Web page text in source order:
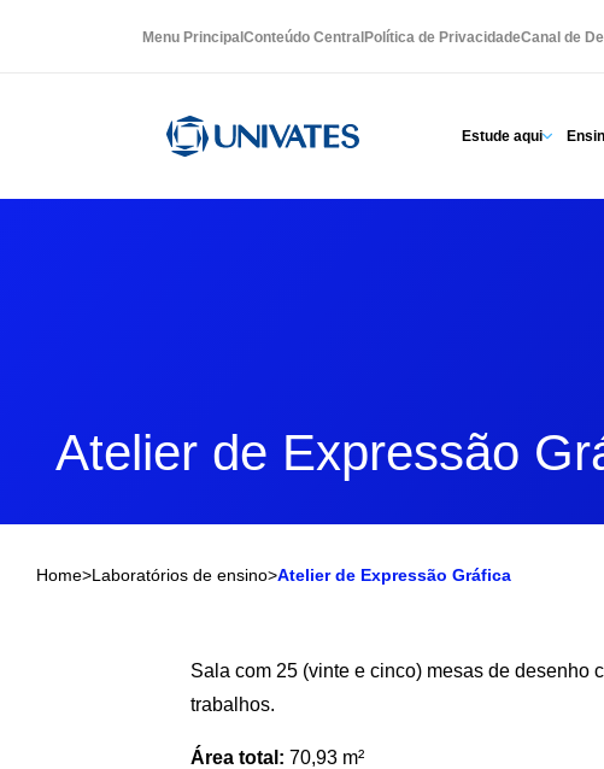
Menu Principal Conteúdo Central Política de PrivacidadeCanal de
Estude aqui
Atelier de Expressão
Home>Laboratórios de ensino>Atelier de Expressão Gráfica
Sala com 25 (vinte e cinco) mesas de desenho
trabalhos.
Área total: 70,93 m²